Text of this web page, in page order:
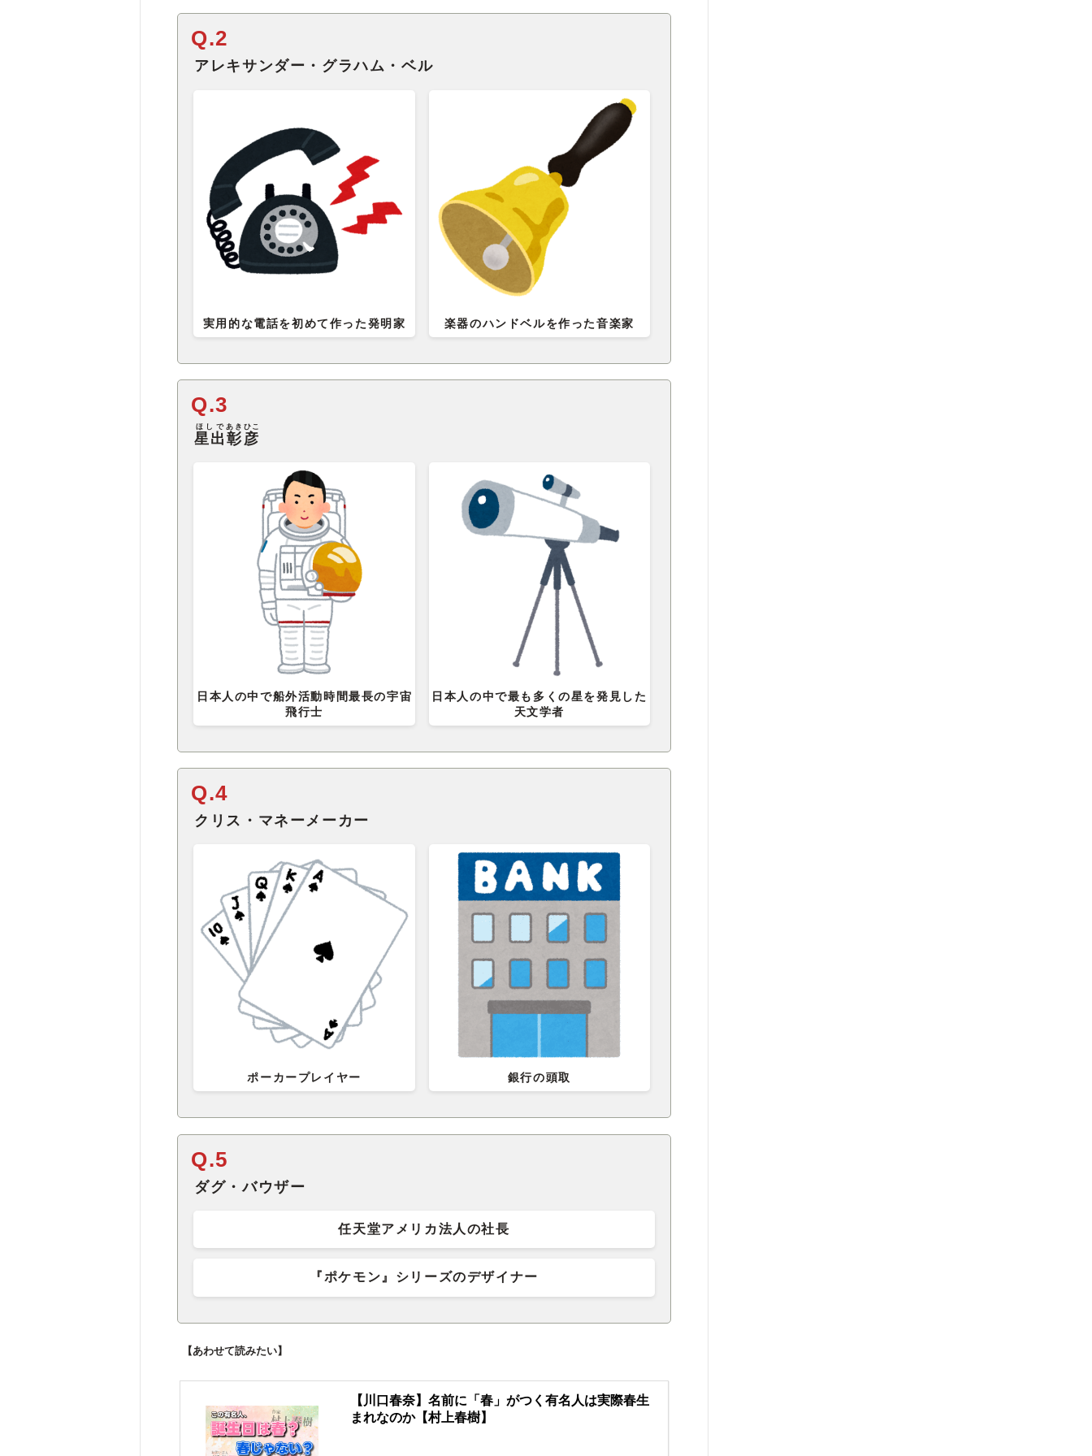
Q.2
アレキサンダー・グラハム・ベル
実用的な電話を初めて作った発明家 楽器のハンドベルを作った音楽家
Q.3
星出
ほしで
彰彦
あきひこ
日本人の中で船外活動時間最長の宇宙
飛行士
日本人の中で最も多くの星を発見した
天文学者
Q.4
クリス・マネーメーカー
ポーカープレイヤー 銀行の頭取
Q.5
ダグ・バウザー
任天堂アメリカ法人の社長
『ポケモン』シリーズのデザイナー
【あわせて読みたい】
【川口春奈】名前に「春」がつく有名人は実際春生
まれなのか【村上春樹】